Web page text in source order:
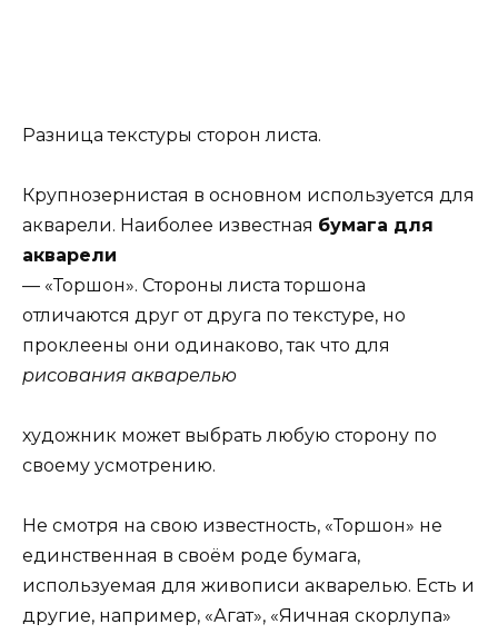
Разница текстуры сторон листа.
Крупнозернистая в основном используется для
акварели. Наиболее известная бумага для
акварели
— «Торшон». Стороны листа торшона
отличаются друг от друга по текстуре, но
проклеены они одинаково, так что для
рисования акварелью
художник может выбрать любую сторону по
своему усмотрению.
Не смотря на свою известность, «Торшон» не
единственная в своём роде бумага,
используемая для живописи акварелью. Есть и
другие, например, «Агат», «Яичная скорлупа»